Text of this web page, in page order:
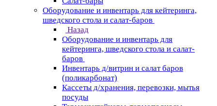
Оборудование и инвентарь для кейтеринга,
шведского стола и салат-баров
Назад
Оборудование и инвентарь для
кейтеринга, шведского стола и салат-
баров
Инвентарь д/витрин и салат баров
(поликарбонат)
Кассеты д/хранения, перевозки, мытья
посуды